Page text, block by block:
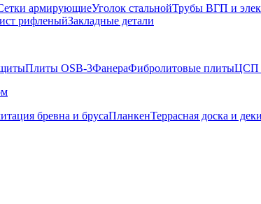
армирующиеУголок стальнойТрубы ВГП и
рифленыйЗакладные детали
Плиты OSB-3ФанераФибролитовые плитыЦСП
бревна и брусаПланкенТеррасная доска и